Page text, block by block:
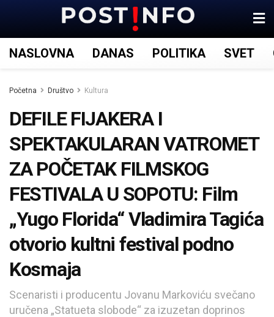
NASLOVNA DANAS POLITIKA SVET
Početna Društvo Kultura
DEFILE FIJAKERA I
SPEKTAKULARAN VATROMET
ZA POČETAK FILMSKOG
FESTIVALA U SOPOTU: Film
„Yugo Florida“ Vladimira Tagića
otvorio kultni festival podno
Kosmaja
Scenaristi i producentu Jovanu Markoviću svečano
uručena „Statueta slobode“ za izuzetan doprinos